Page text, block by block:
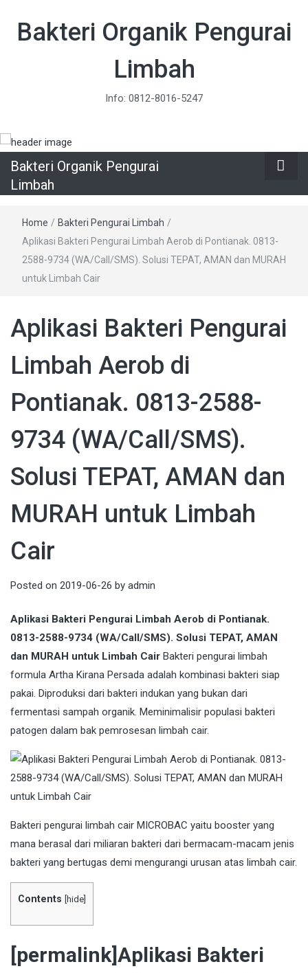
Bakteri Organik Pengurai
Limbah
Info: 0812-8016-5247
Bakteri Organik Pengurai
Limbah
Home / Bakteri Pengurai Limbah /
Aplikasi Bakteri Pengurai Limbah Aerob di Pontianak. 0813-
2588-9734 (WA/Call/SMS). Solusi TEPAT, AMAN dan MURAH
untuk Limbah Cair
Aplikasi Bakteri Pengurai
Limbah Aerob di
Pontianak. 0813-2588-
9734 (WA/Call/SMS).
Solusi TEPAT, AMAN dan
MURAH untuk Limbah
Cair
Posted on 2019-06-26 by admin
Aplikasi Bakteri Pengurai Limbah Aerob di Pontianak.
0813-2588-9734 (WA/Call/SMS). Solusi TEPAT, AMAN
dan MURAH untuk Limbah Cair Bakteri pengurai limbah
formula Artha Kirana Persada adalah kombinasi bakteri siap
pakai. Diproduksi dari bakteri indukan yang bukan dari
fermentasi sampah organik. Meminimalisir populasi bakteri
patogen dalam bak pemrosesan limbah cair.
Bakteri pengurai limbah cair MICROBAC yaitu booster yang
mana berasal dari miliaran bakteri dari bermacam-macam jenis
bakteri yang bertugas demi mengurangi urusan atas limbah cair.
Contents hide
[permalink]Aplikasi Bakteri